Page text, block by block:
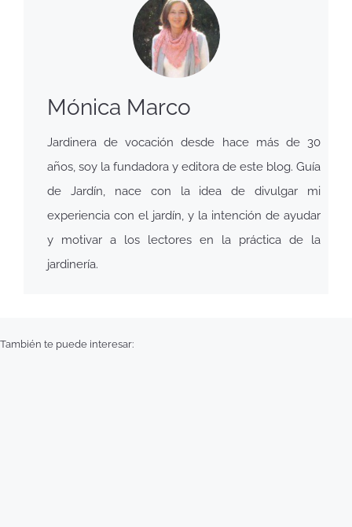
Mónica Marco
Jardinera de vocación desde hace más de 30
años, soy la fundadora y editora de este blog. Guía
de Jardín, nace con la idea de divulgar mi
experiencia con el jardín, y la intención de ayudar
y motivar a los lectores en la práctica de la
jardinería.
También te puede interesar: